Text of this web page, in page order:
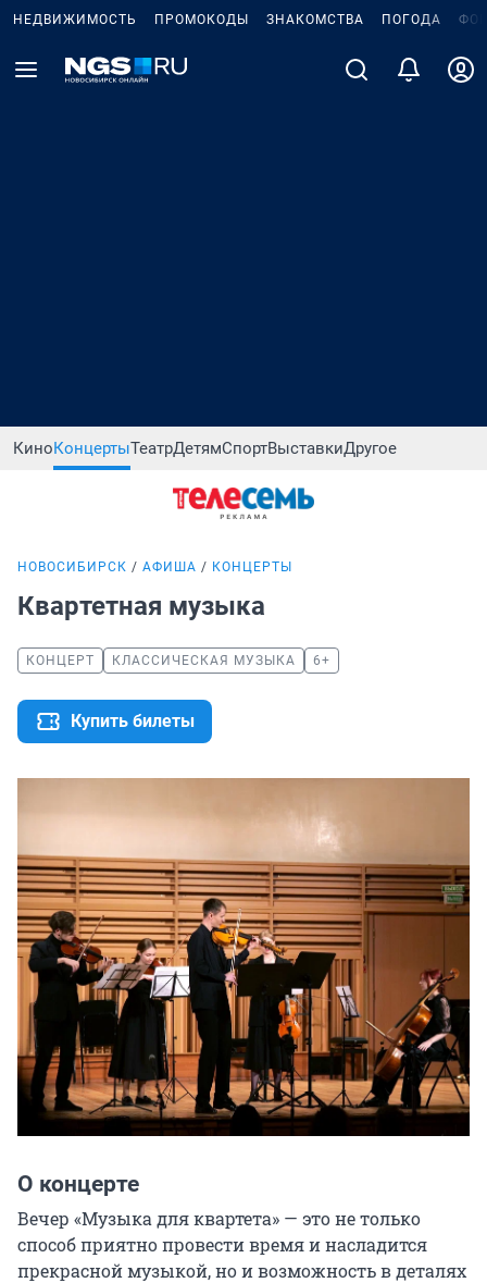
НЕДВИЖИМОСТЬ ПРОМОКОДЫ ЗНАКОМСТВА ПОГОДА
КиноКонцертыТеатрДетямСпортВыставкиДругое
НОВОСИБИРСК АФИША КОНЦЕРТЫ
Квартетная музыка
КОНЦЕРТ КЛАССИЧЕСКАЯ МУЗЫКА 6+
Купить билеты
О концерте
Вечер «Музыка для квартета» — это не только
способ приятно провести время и насладится
прекрасной музыкой, но и возможность в деталях